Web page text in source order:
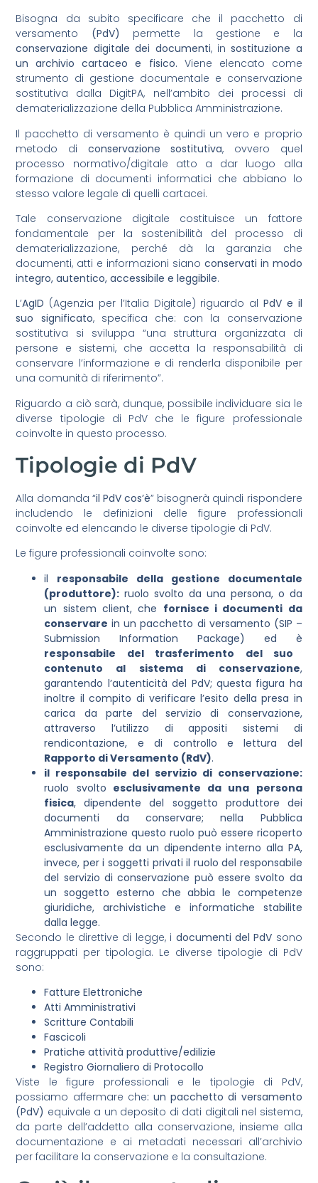
Bisogna da subito specificare che il pacchetto di
versamento (PdV) permette la gestione e la
conservazione digitale dei documenti, insostituzione a
un archivio cartaceo e fisico. Viene elencato come
strumento di gestione documentale e conservazione
sostitutiva dalla DigitPA, nell’ambito dei processi di
dematerializzazione della Pubblica Amministrazione.
Il pacchetto di versamento è quindi un vero e proprio
metodo di conservazione sostitutiva, ovvero quel
processo normativo/digitale atto a dar luogo alla
formazione di documenti informatici che abbiano lo
stesso valore legale di quelli cartacei.
Tale conservazione digitale costituisce un fattore
fondamentale per la sostenibilità del processo di
dematerializzazione, perché dà la garanzia che
documenti, atti e informazioni siano conservati in modo
integro, autentico, accessibile e leggibile.
L’AgID (Agenzia per l’Italia Digitale) riguardo al PdV e il
suo significato, specifica che: con la conservazione
sostitutiva si sviluppa “una struttura organizzata di
persone e sistemi, che accetta la responsabilità di
conservare l’informazione e di renderla disponibile per
una comunità di riferimento”.
Riguardo a ciò sarà, dunque, possibile individuare sia le
diverse tipologie di PdV che le figure professionale
coinvolte in questo processo.
Tipologie di PdV
Alla domanda “il PdV cos’è” bisognerà quindi rispondere
includendo le definizioni delle figure professionali
coinvolte ed elencando le diverse tipologie di PdV.
Le figure professionali coinvolte sono:
il responsabile della gestione documentale
(produttore): ruolo svolto da una persona, o da
un sistem client, che fornisce i documenti da
conservare in un pacchetto di versamento (SIP –
Submission Information Package) ed è
responsabile del trasferimento del suo
contenuto al sistema di conservazione,
garantendo l’autenticità del PdV; questa figura ha
inoltre il compito di verificare l’esito della presa in
carica da parte del servizio di conservazione,
attraverso l’utilizzo di appositi sistemi di
rendicontazione, e di controllo e lettura del
Rapporto di Versamento (RdV).
il responsabile del servizio di conservazione:
ruolo svolto esclusivamente da una persona
fisica, dipendente del soggetto produttore dei
documenti da conservare; nella Pubblica
Amministrazione questo ruolo può essere ricoperto
esclusivamente da un dipendente interno alla PA,
invece, per i soggetti privati il ruolo del responsabile
del servizio di conservazione può essere svolto da
un soggetto esterno che abbia le competenze
giuridiche, archivistiche e informatiche stabilite
dalla legge.
Secondo le direttive di legge, i documenti del PdV sono
raggruppati per tipologia. Le diverse tipologie di PdV
sono:
Fatture Elettroniche
Atti Amministrativi
Scritture Contabili
Fascicoli
Pratiche attività produttive/edilizie
Registro Giornaliero di Protocollo
Viste le figure professionali e le tipologie di PdV,
possiamo affermare che: un pacchetto di versamento
(PdV) equivale a un deposito di dati digitali nel sistema,
da parte dell’addetto alla conservazione, insieme alla
documentazione e ai metadati necessari all’archivio
per facilitare la conservazione e la consultazione.